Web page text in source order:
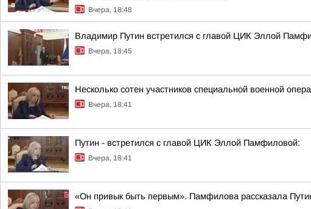
Вчера, 18:48
Владимир Путин встретился с главой ЦИК Эллой
Вчера, 18:45
Несколько сотен участников специальной военной
Вчера, 18:41
Путин - встретился с главой ЦИК Эллой Памфиловой:
Вчера, 18:41
«Он привык быть первым». Памфилова рассказала